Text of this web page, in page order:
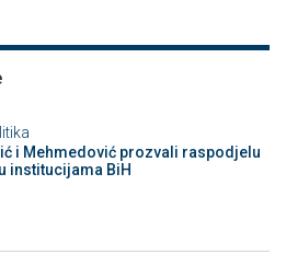
i Mehmedović prozvali raspodjelu
institucijama BiH